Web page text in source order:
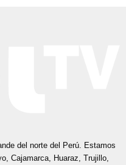
del norte del Perú. Estamos
Cajamarca, Huaraz, Trujillo,